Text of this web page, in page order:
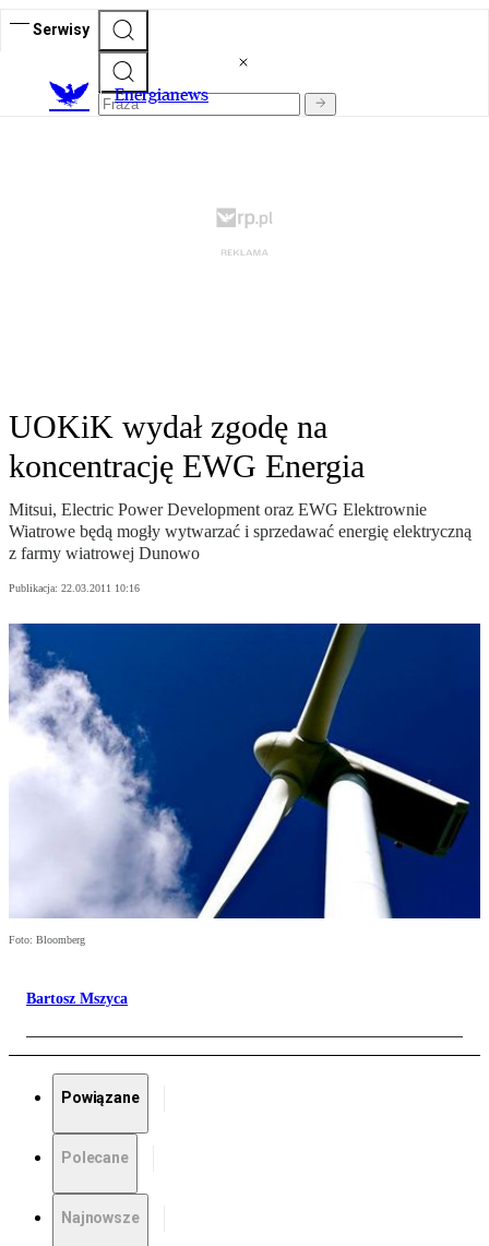
Serwisy
Energianews
UOKiK wydał zgodę na
koncentrację EWG Energia
Mitsui, Electric Power Development oraz EWG Elektrownie
Wiatrowe będą mogły wytwarzać i sprzedawać energię elektryczną
z farmy wiatrowej Dunowo
Publikacja: 22.03.2011 10:16
Foto: Bloomberg
Bartosz Mszyca
Powiązane
Polecane
Najnowsze